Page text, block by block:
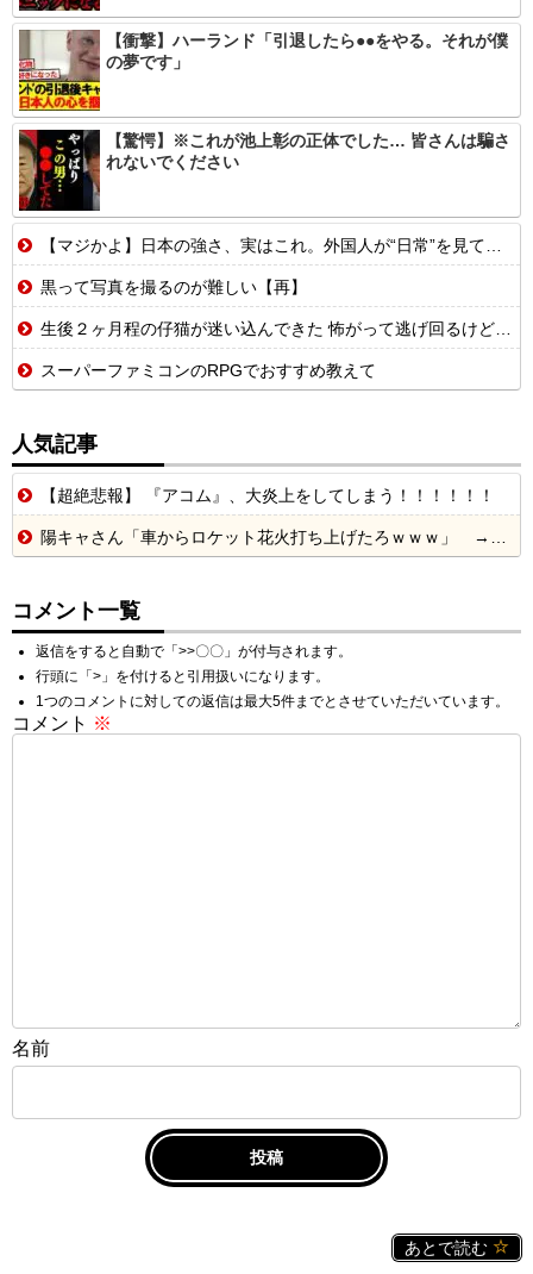
【衝撃】ハーランド「引退したら●●をやる。それが僕
の夢です」
【驚愕】※これが池上彰の正体でした… 皆さんは騙さ
れないでください
【マジかよ】日本の強さ、実はこれ。外国人が“日常”を見て衝撃を受けた理由
黒って写真を撮るのが難しい【再】
生後２ヶ月程の仔猫が迷い込んできた 怖がって逃げ回るけど、うちの敷地から出て行かない【再】
スーパーファミコンのRPGでおすすめ教えて
人気記事
【超絶悲報】 『アコム』、大炎上をしてしまう！！！！！！
陽キャさん「車からロケット花火打ち上げたろｗｗｗ」 → サンルーフが閉まっていて無事車内に発射
コメント一覧
返信をすると自動で「>>〇〇」が付与されます。
行頭に「>」を付けると引用扱いになります。
1つのコメントに対しての返信は最大5件までとさせていただいています。
コメント ※
名前
あとで読む